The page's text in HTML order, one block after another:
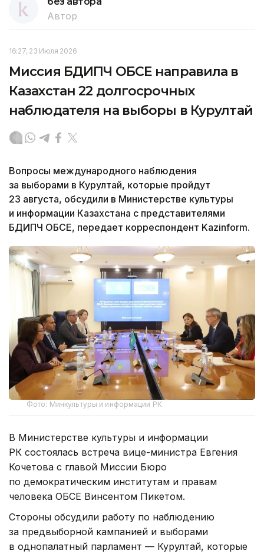
Автор
16:27, 23 Июля 2026
Миссия БДИПЧ ОБСЕ направила в
Казахстан 22 долгосрочных
наблюдателя на выборы в Курултай
Вопросы международного наблюдения
за выборами в Курултай, которые пройдут
23 августа, обсудили в Министерстве культуры
и информации Казахстана с представителями
БДИПЧ ОБСЕ, передает корреспондент Kazinform.
Фото: Минкультуры и информации РК
В Министерстве культуры и информации
РК состоялась встреча вице-министра Евгения
Кочетова с главой Миссии Бюро
по демократическим институтам и правам
человека ОБСЕ Винсентом Пикетом.
Стороны обсудили работу по наблюдению
за предвыборной кампанией и выборами
в однопалатный парламент — Курултай, которые